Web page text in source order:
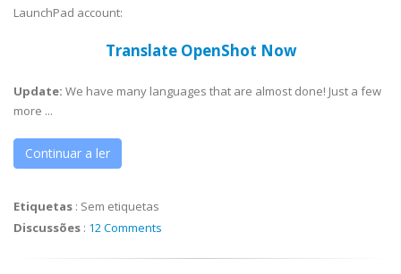
LaunchPad account:
Translate OpenShot Now
Update: We have many languages that are almost done! Just a few
more ...
Continuar a ler
Etiquetas : Sem etiquetas
Discussões : 12 Comments